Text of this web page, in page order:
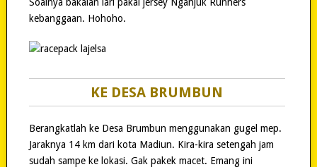
kebanggaan. Hohoho.
KE DESA BRUMBUN
Berangkatlah ke Desa Brumbun menggunakan gugel mep.
Jaraknya 14 km dari kota Madiun. Kira-kira setengah jam
sudah sampe ke lokasi. Gak pakek macet. Emang ini